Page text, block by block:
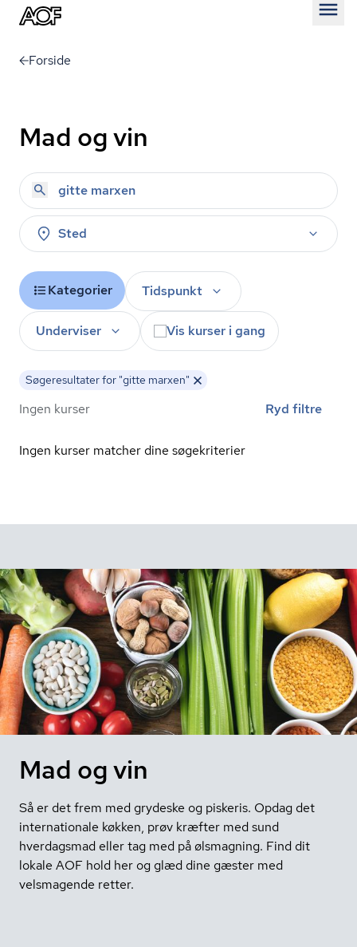
Forside
Mad og vin
Sted
Kategorier Tidspunkt
Underviser Vis kurser i gang
Søgeresultater for "gitte marxen"
Ingen kurser Ryd filtre
Ingen kurser matcher dine søgekriterier
Mad og vin
Så er det frem med grydeske og piskeris. Opdag det
internationale køkken, prøv kræfter med sund
hverdagsmad eller tag med på ølsmagning. Find dit
lokale AOF hold her og glæd dine gæster med
velsmagende retter.